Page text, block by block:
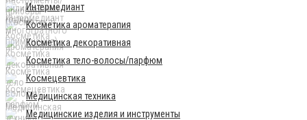
Интермедиант
Косметика ароматерапия
Косметика декоративная
Косметика тело-волосы/парфюм
Космецевтика
Медицинская техника
Медицинские изделия и инструменты